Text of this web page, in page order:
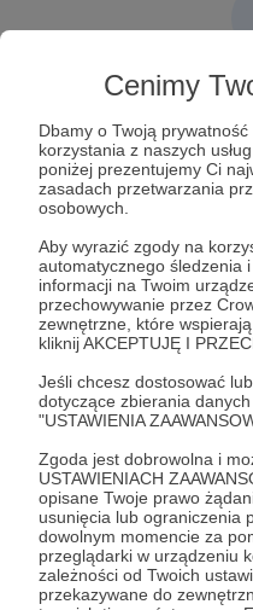
Cenimy
Dbamy o Twoją
korzystania z naszych
poniżej prezentujemy Ci
zasadach przetwarzania
osobowych.
Aby wyrazić zgody na
automatycznego śledzenia
informacji na Twoim
przechowywanie przez
zewnętrzne, które
kliknij AKCEPTUJĘ I
Jeśli chcesz dostosować
dotyczące zbierania
"USTAWIENIA
Zgoda jest dobrowolna i
USTAWIENIACH
opisane Twoje prawo
usunięcia lub ograniczenia
dowolnym momencie za
przeglądarki w urządzeniu
zależności od Twoich
przekazywane do
Post
Aby zobaczyć ten
Udostępnij
Zobacz